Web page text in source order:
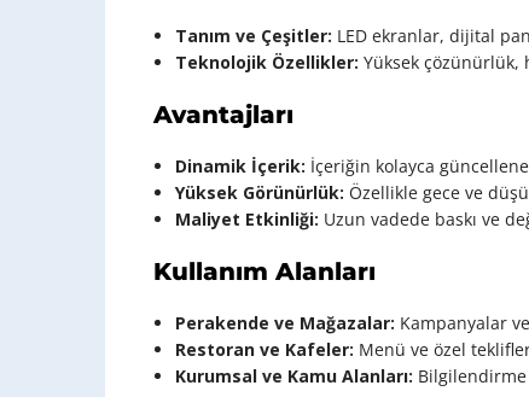
Tanım ve Çeşitler: LED ekranlar, dijital
Teknolojik Özellikler: Yüksek
Avantajları
Dinamik İçerik: İçeriğin kolayca
Yüksek Görünürlük: Özellikle gece ve
Maliyet Etkinliği: Uzun vadede baskı ve
Kullanım Alanları
Perakende ve Mağazalar: Kampanyalar
Restoran ve Kafeler: Menü ve özel
Kurumsal ve Kamu Alanları: